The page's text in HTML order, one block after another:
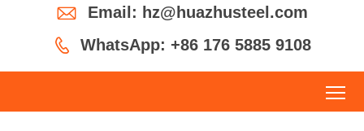
 Email: hz@huazhusteel.com
 WhatsApp: +86 176 5885 9108